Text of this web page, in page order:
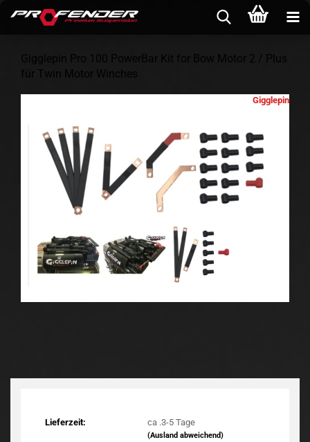
Gigglepin Pro 100 PowerBar Kit for Bow Motor 2 / Plus
für Twin Motor Winches
Gigglepin
Lieferzeit: ca .3-5 Tage
(Ausland abweichend)